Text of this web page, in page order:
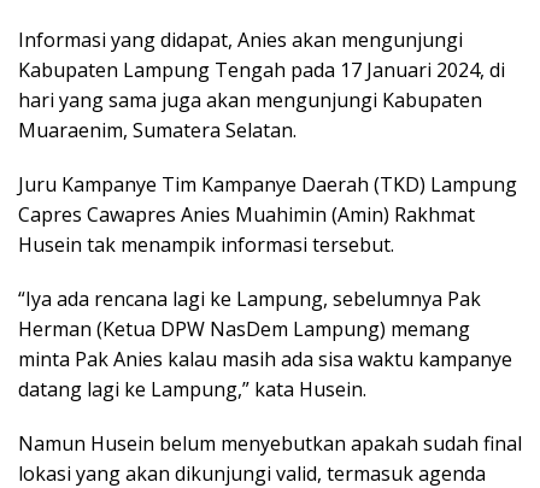
Informasi yang didapat, Anies akan mengunjungi
Kabupaten Lampung Tengah pada 17 Januari 2024, di
hari yang sama juga akan mengunjungi Kabupaten
Muaraenim, Sumatera Selatan.
Juru Kampanye Tim Kampanye Daerah (TKD) Lampung
Capres Cawapres Anies Muahimin (Amin) Rakhmat
Husein tak menampik informasi tersebut.
“Iya ada rencana lagi ke Lampung, sebelumnya Pak
Herman (Ketua DPW NasDem Lampung) memang
minta Pak Anies kalau masih ada sisa waktu kampanye
datang lagi ke Lampung,” kata Husein.
Namun Husein belum menyebutkan apakah sudah final
lokasi yang akan dikunjungi valid, termasuk agenda